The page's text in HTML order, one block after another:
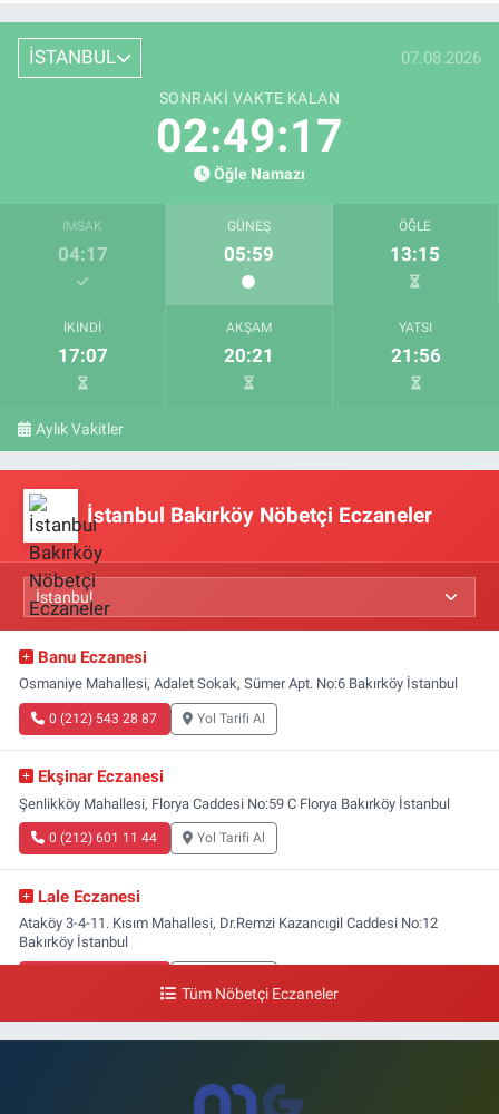
İSTANBUL 07.08.2026
SONRAKI VAKTE KALAN
02:49:16
Öğle Namazı
İMSAK
04:17
GÜNEŞ
05:59
ÖĞLE
13:15
İKINDI
17:07
AKŞAM
20:21
YATSI
21:56
Aylık Vakitler
İstanbul Bakırköy Nöbetçi Eczaneler
Banu Eczanesi
Osmaniye Mahallesi, Adalet Sokak, Sümer Apt. No:6 Bakırköy İstanbul
0 (212) 543 28 87 Yol Tarifi Al
Ekşinar Eczanesi
Şenlikköy Mahallesi, Florya Caddesi No:59 C Florya Bakırköy İstanbul
0 (212) 601 11 44 Yol Tarifi Al
Lale Eczanesi
Ataköy 3-4-11. Kısım Mahallesi, Dr.Remzi Kazancıgil Caddesi No:12
Bakırköy İstanbul
Tüm Nöbetçi Eczaneler